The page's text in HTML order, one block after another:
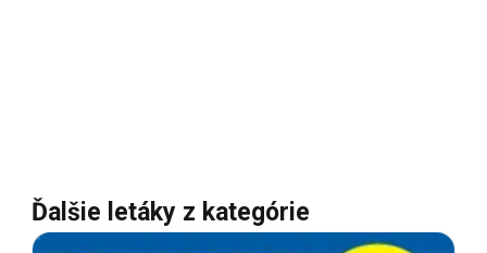
Ďalšie letáky z kategórie